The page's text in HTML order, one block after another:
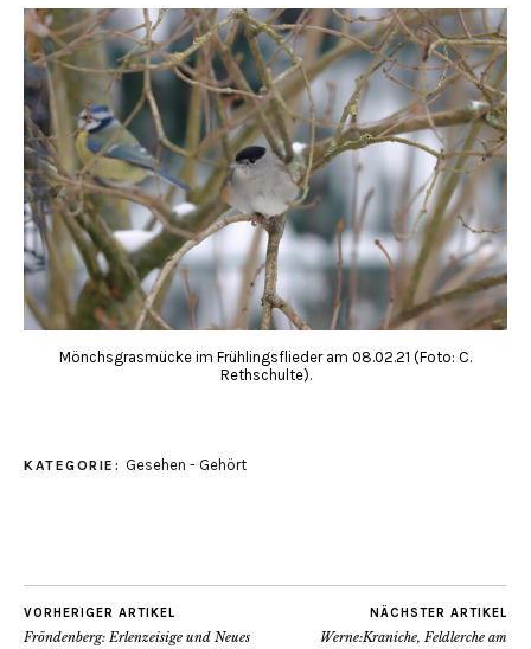
Mönchsgrasmücke im Frühlingsflieder am 08.02.21 (Foto: C.
Rethschulte).
KATEGORIE: Gesehen - Gehört
VORHERIGER ARTIKEL
Fröndenberg: Erlenzeisige und Neues
NÄCHSTER ARTIKEL
Werne:Kraniche, Feldlerche am